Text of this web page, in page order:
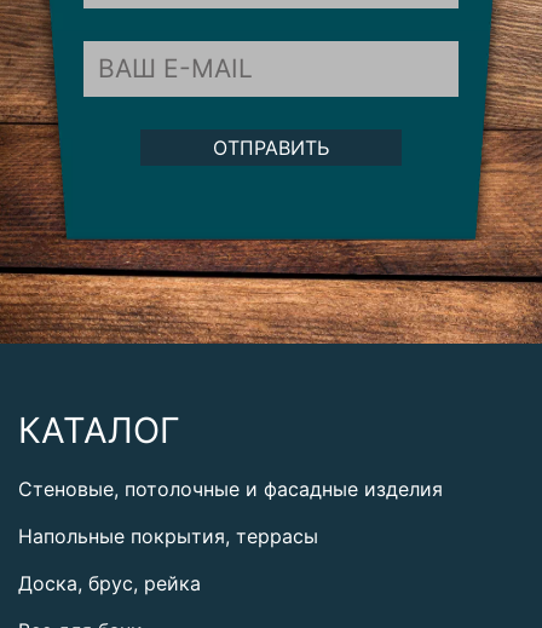
ОТПРАВИТЬ
КАТАЛОГ
Стеновые, потолочные и фасадные изделия
Напольные покрытия, террасы
Доска, брус, рейка